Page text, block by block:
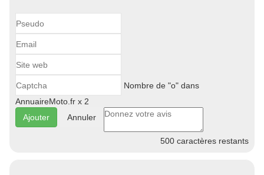
Nombre de "o" dans
AnnuaireMoto.fr x 2
Annuler
500 caractères restants